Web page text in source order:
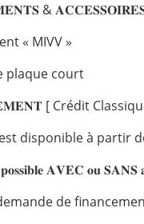
&
« MIVV »
plaque court
[ Crédit
disponible à partir
𝐀𝐕𝐄𝐂 𝐨𝐮 𝐒𝐀𝐍𝐒
de